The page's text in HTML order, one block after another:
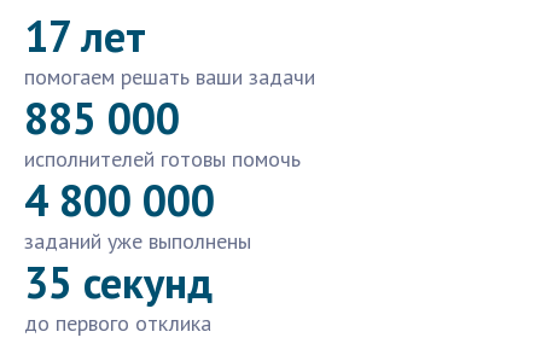
17 лет
помогаем решать ваши задачи
885 000
исполнителей готовы помочь
4 800 000
заданий уже выполнены
35 секунд
до первого отклика